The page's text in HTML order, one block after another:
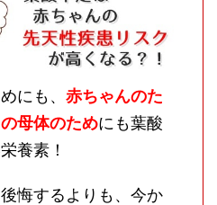
にも、 赤ちゃんのた
母体のためにも葉酸
養素！
悔するよりも、今か